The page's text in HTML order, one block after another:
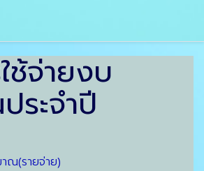
ช้จ่ายงบ
ระจำปี
าณ(รายจ่าย)